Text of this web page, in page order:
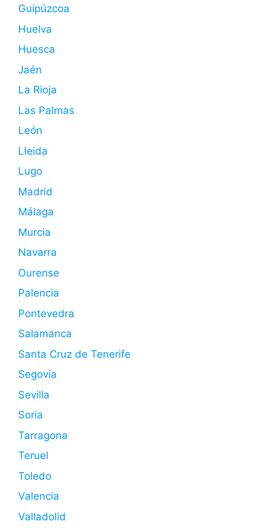
Guipúzcoa
Huelva
Huesca
Jaén
La Rioja
Las Palmas
León
Lleida
Lugo
Madrid
Málaga
Murcia
Navarra
Ourense
Palencia
Pontevedra
Salamanca
Santa Cruz de Tenerife
Segovia
Sevilla
Soria
Tarragona
Teruel
Toledo
Valencia
Valladolid